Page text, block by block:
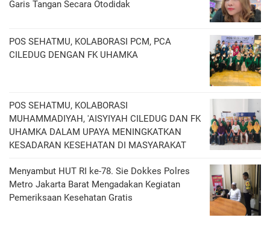
Garis Tangan Secara Otodidak
POS SEHATMU, KOLABORASI PCM, PCA
CILEDUG DENGAN FK UHAMKA
POS SEHATMU, KOLABORASI
MUHAMMADIYAH, 'AISYIYAH CILEDUG DAN FK
UHAMKA DALAM UPAYA MENINGKATKAN
KESADARAN KESEHATAN DI MASYARAKAT
Menyambut HUT RI ke-78. Sie Dokkes Polres
Metro Jakarta Barat Mengadakan Kegiatan
Pemeriksaan Kesehatan Gratis